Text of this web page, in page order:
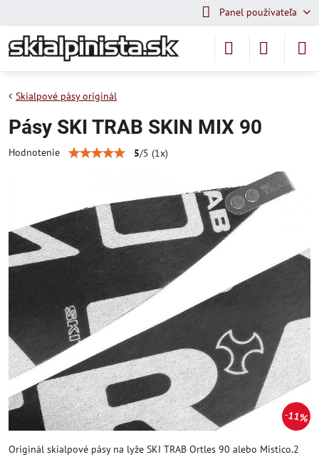
Panel používateľa
11%
Skialpové pásy originál
Pásy SKI TRAB SKIN MIX 90
Hodnotenie 5/5 (1x)
Originál skialpové pásy na lyže SKI TRAB Ortles 90 alebo Mistico.2